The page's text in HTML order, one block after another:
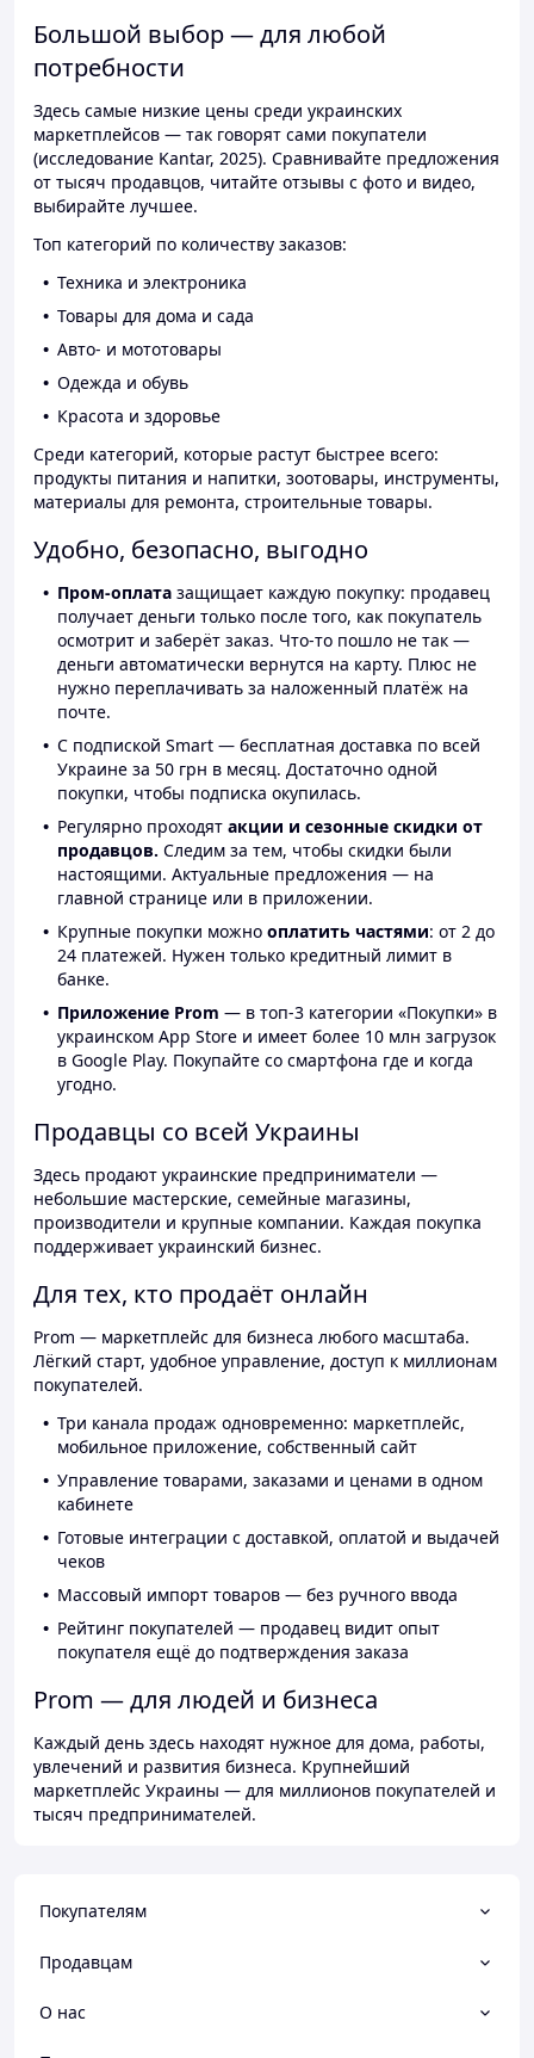
Большой выбор — для любой
потребности
Здесь самые низкие цены среди украинских
маркетплейсов — так говорят сами покупатели
(исследование Kantar, 2025). Сравнивайте предложения
от тысяч продавцов, читайте отзывы с фото и видео,
выбирайте лучшее.
Топ категорий по количеству заказов:
Техника и электроника
Товары для дома и сада
Авто- и мототовары
Одежда и обувь
Красота и здоровье
Среди категорий, которые растут быстрее всего:
продукты питания и напитки, зоотовары, инструменты,
материалы для ремонта, строительные товары.
Удобно, безопасно, выгодно
Пром-оплата защищает каждую покупку: продавец
получает деньги только после того, как покупатель
осмотрит и заберёт заказ. Что-то пошло не так —
деньги автоматически вернутся на карту. Плюс не
нужно переплачивать за наложенный платёж на
почте.
С подпиской Smart — бесплатная доставка по всей
Украине за 50 грн в месяц. Достаточно одной
покупки, чтобы подписка окупилась.
Регулярно проходят акции и сезонные скидки от
продавцов. Следим за тем, чтобы скидки были
настоящими. Актуальные предложения — на
главной странице или в приложении.
Крупные покупки можно оплатить частями: от 2 до
24 платежей. Нужен только кредитный лимит в
банке.
Приложение Prom — в топ-3 категории «Покупки» в
украинском App Store и имеет более 10 млн загрузок
в Google Play. Покупайте со смартфона где и когда
угодно.
Продавцы со всей Украины
Здесь продают украинские предприниматели —
небольшие мастерские, семейные магазины,
производители и крупные компании. Каждая покупка
поддерживает украинский бизнес.
Для тех, кто продаёт онлайн
Prom — маркетплейс для бизнеса любого масштаба.
Лёгкий старт, удобное управление, доступ к миллионам
покупателей.
Три канала продаж одновременно: маркетплейс,
мобильное приложение, собственный сайт
Управление товарами, заказами и ценами в одном
кабинете
Готовые интеграции с доставкой, оплатой и выдачей
чеков
Массовый импорт товаров — без ручного ввода
Рейтинг покупателей — продавец видит опыт
покупателя ещё до подтверждения заказа
Prom — для людей и бизнеса
Каждый день здесь находят нужное для дома, работы,
увлечений и развития бизнеса. Крупнейший
маркетплейс Украины — для миллионов покупателей и
тысяч предпринимателей.
Покупателям
Продавцам
О нас